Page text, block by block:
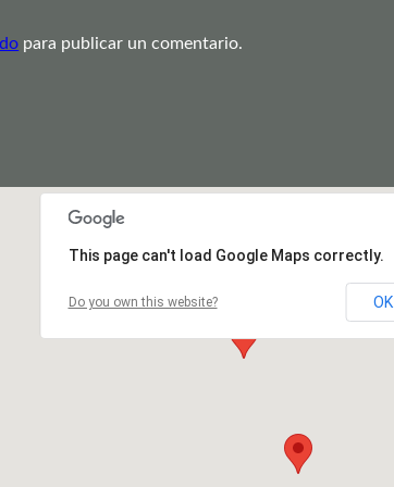
para publicar un comentario.
This page can't load Google Maps correctly.
Do you own this website? OK